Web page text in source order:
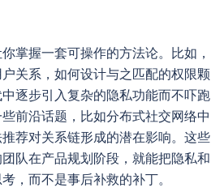
掌握一套可操作的方法论。比如，
关系，如何设计与之匹配的权限颗
逐步引入复杂的隐私功能而不吓跑
前沿话题，比如分布式社交网络中
荐对关系链形成的潜在影响。这些
队在产品规划阶段，就能把隐私和
，而不是事后补救的补丁。